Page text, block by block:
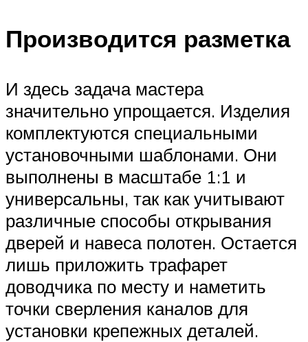
Производится разметка
И здесь задача мастера
значительно упрощается. Изделия
комплектуются специальными
установочными шаблонами. Они
выполнены в масштабе 1:1 и
универсальны, так как учитывают
различные способы открывания
дверей и навеса полотен. Остается
лишь приложить трафарет
доводчика по месту и наметить
точки сверления каналов для
установки крепежных деталей.